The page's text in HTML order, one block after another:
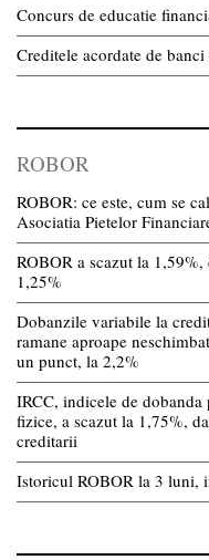
Concurs de educatie
Creditele acordate de
ROBOR
ROBOR: ce este, cum se
Asociatia Pietelor
ROBOR a scazut la
1,25%
Dobanzile variabile la
ramane aproape
un punct, la 2,2%
IRCC, indicele de
fizice, a scazut la 1,75%,
creditarii
Istoricul ROBOR la 3 luni,